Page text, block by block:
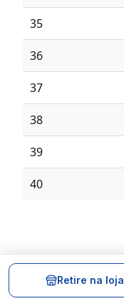
35
36
37
38
39
40
Retire na loja